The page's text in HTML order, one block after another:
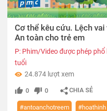
03:28
Cơ thể kêu cứu. Lệch
An toàn cho trẻ em
P: Phim/Video được phép
tuổi
24.874 lượt xem
0 0 CHIA SẺ
#antoanchotreem #hoathinh